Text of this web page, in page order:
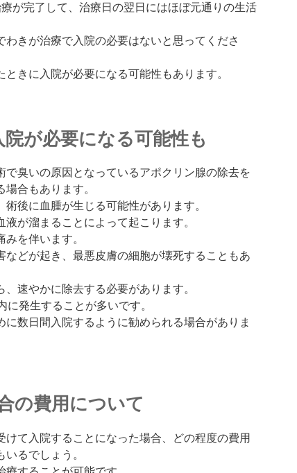
が完了して、治療日の翌日にはほぼ元通りの生活
わきが治療で入院の必要はないと思ってくださ
ときに入院が必要になる可能性もあります。
が必要になる可能性も
で臭いの原因となっているアポクリン腺の除去を
合もあります。
術後に血腫が生じる可能性があります。
液が溜まることによって起こります。
を伴います。
などが起き、最悪皮膚の細胞が壊死することもあ
、速やかに除去する必要があります。
に発生することが多いです。
に数日間入院するように勧められる場合がありま
の費用について
けて入院することになった場合、どの程度の費用
るでしょう。